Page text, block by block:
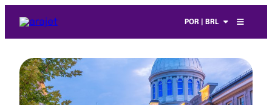
POR | BRL